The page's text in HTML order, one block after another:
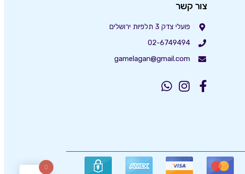
צור קשר
פועלי צדק 3 תלפיות ירושלים
02-6749494
gamelagan@gmail.com
0